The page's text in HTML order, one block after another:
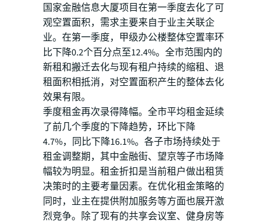
国家金融信息大厦项目在第一季度去化了可
观空置面积，需求主要来自于业主关联企
业。在第一季度，甲级办公楼整体空置率环
比下降0.2个百分点至12.4%。全市范围内的
新租和搬迁去化与现有租户持续的缩租、退
租面积相抵消，对空置面积产生的整体去化
效果有限。
季度租金再次录得降幅。全市平均租金延续
了前几个季度的下降趋势，环比下降
4.7%，同比下降16.1%。各子市场持续处于
租金调整期，其中金融街、望京等子市场降
幅较为明显。租金折扣是当前租户做出租赁
决策时的主要考量因素。在优化租金策略的
同时，业主在提供附加服务等方面也展开激
烈竞争。除了现有的共享会议室、健身房等